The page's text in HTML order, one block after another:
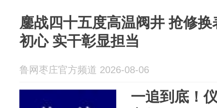
鏖战四十五度高温阀井 抢修
初心 实干彰显担当
鲁网枣庄官方频道 2026-08-06
一追到底！